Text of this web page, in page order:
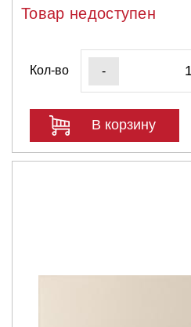
Товар недоступен
Кол-во -
В корзину